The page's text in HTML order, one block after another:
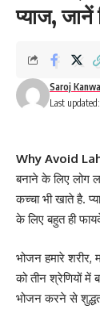
प्याज,
Last
Saroj
Why Avoid
बनाने के लिए लोग
कच्चा भी खाते है.
के लिए बहुत ही
भोजन हमारे शरीर,
को तीन श्रेणियों में
भोजन करने से